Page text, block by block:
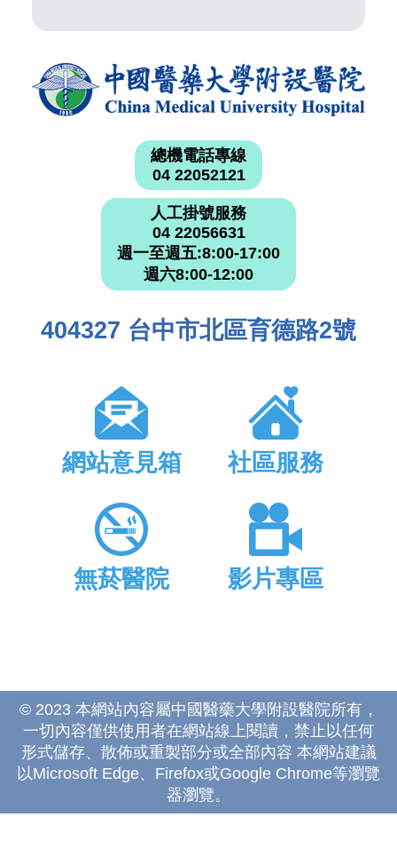
總機電話專線
04 22052121
人工掛號服務
04 22056631
週一至週五:8:00-17:00
週六8:00-12:00
404327 台中市北區育德路2號
網站意見箱 社區服務
無菸醫院 影片專區
© 2023 本網站內容屬中國醫藥大學附設醫院所有，
一切內容僅供使用者在網站線上閱讀，禁止以任何
形式儲存、散佈或重製部分或全部內容 本網站建議
以Microsoft Edge、Firefox或Google Chrome等瀏覽
器瀏覽。